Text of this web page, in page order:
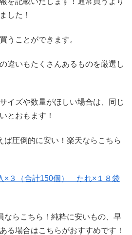
した！
うことができます。
違いもたくさんあるものを厳選し
イズや数量がほしい場合は、同じ
とおもます！
ば圧倒的に安い！楽天ならこちら
×３（合計150個） たれ×１８袋
ならこちら！純粋に安いもの、早
る場合はこちらがおすすめです！